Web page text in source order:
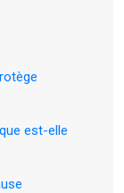
est-elle